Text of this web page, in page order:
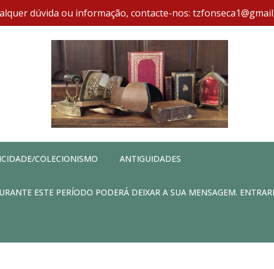
dúvida ou informação, contacte-nos:
COLECIONISMO ANTIGUIDADES
ESTE PERÍODO PODERÁ DEIXAR A SUA MENSAGEM.